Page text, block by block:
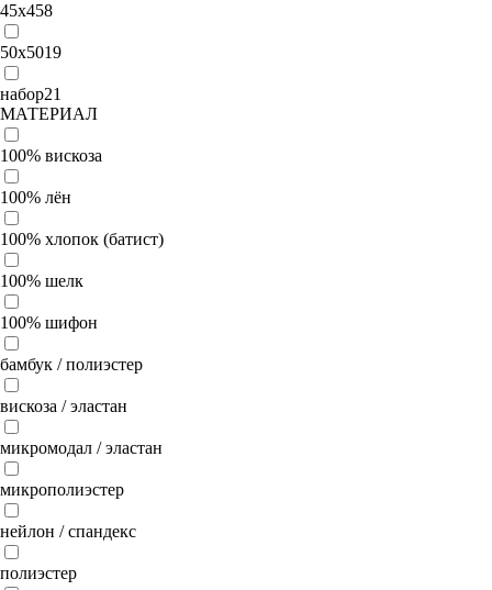
45х458
50x5019
набор21
МАТЕРИАЛ
100% вискоза
100% лён
100% хлопок (батист)
100% шелк
100% шифон
бамбук / полиэстер
вискоза / эластан
микромодал / эластан
микрополиэстер
нейлон / спандекс
полиэстер